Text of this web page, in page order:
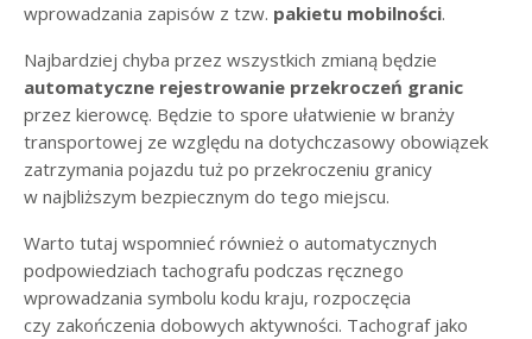
wprowadzania zapisów z tzw. pakietu mobilności.
Najbardziej chyba przez wszystkich zmianą będzie
automatyczne rejestrowanie przekroczeń granic
przez kierowcę. Będzie to spore ułatwienie w branży
transportowej ze względu na dotychczasowy obowiązek
zatrzymania pojazdu tuż po przekroczeniu granicy
w najbliższym bezpiecznym do tego miejscu.
Warto tutaj wspomnieć również o automatycznych
podpowiedziach tachografu podczas ręcznego
wprowadzania symbolu kodu kraju, rozpoczęcia
czy zakończenia dobowych aktywności. Tachograf jako